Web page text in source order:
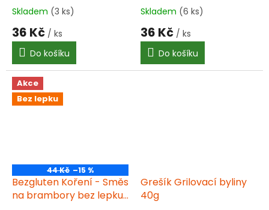
Skladem (3 ks)
36 Kč / ks
Do košíku
Skladem (6 ks)
36 Kč / ks
Do košíku
Akce
Bez lepku
44 Kč –15 %
Bezgluten Koření - Směs
na brambory bez lepku
Grešík Grilovací byliny
40g